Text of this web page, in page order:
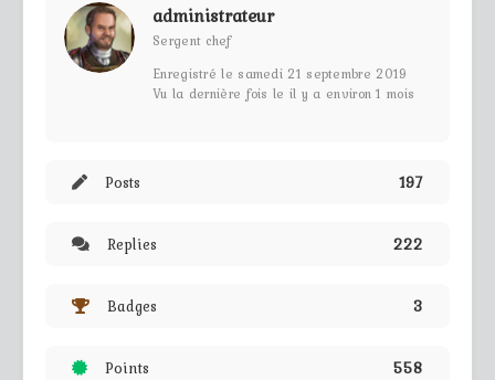
Trucs & astuces
Partie privée
administrateur
Sergent chef
Enregistré le samedi 21 septembre 2019
Vu la dernière fois le il y a environ 1 mois
Posts 197
Replies 222
Badges 3
Points 558